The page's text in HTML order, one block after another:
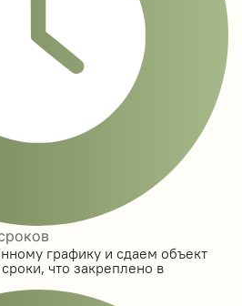
графику и сдаем объект
что закреплено в